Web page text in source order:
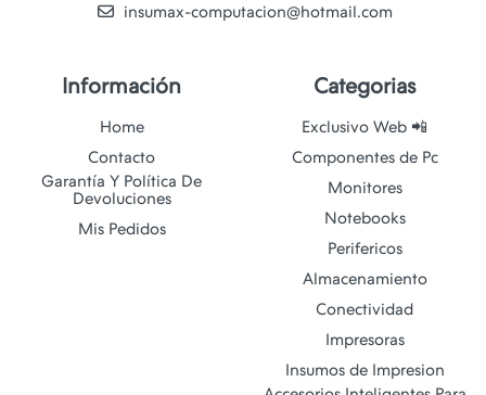
insumax-computacion@hotmail.com
Información
Home
Contacto
Garantía Y Política De
Devoluciones
Mis Pedidos
Categorias
Exclusivo Web 📲
Componentes de Pc
Monitores
Notebooks
Perifericos
Almacenamiento
Conectividad
Impresoras
Insumos de Impresion